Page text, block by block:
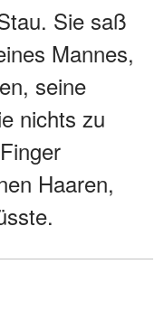
Sie saß
Mannes,
seine
nichts zu
Haaren,